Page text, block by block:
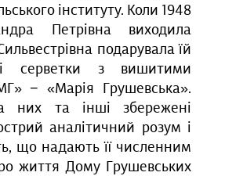
інституту. Коли 1948
Петрівна виходила
подарувала їй
і серветки з вишитими
− «Марія Грушевська».
них та інші збережені
аналітичний розум і
що надають її численним
життя Дому Грушевських